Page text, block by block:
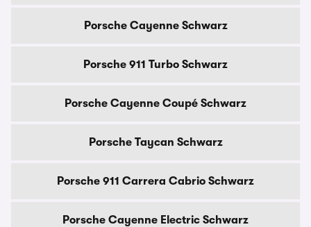
Porsche Cayenne Schwarz
Porsche 911 Turbo Schwarz
Porsche Cayenne Coupé Schwarz
Porsche Taycan Schwarz
Porsche 911 Carrera Cabrio Schwarz
Porsche Cayenne Electric Schwarz